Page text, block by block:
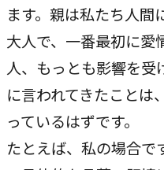
ます。親は私たち人間
大人で、一番最初に愛
人、もっとも影響を受
に言われてきたことは
っているはずです。
たとえば、私の場合で